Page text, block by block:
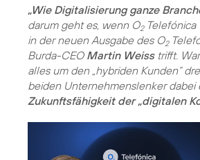
„Wie Digitalisierung ganze
darum geht es, wenn O2Telefónica
in der neuen Ausgabe des O2
Burda-CEO Martin Weisstrifft.
alles um den „hybriden Kunden“
beiden Unternehmenslenker dabei
Zukunftsfähigkeit der „digitalen